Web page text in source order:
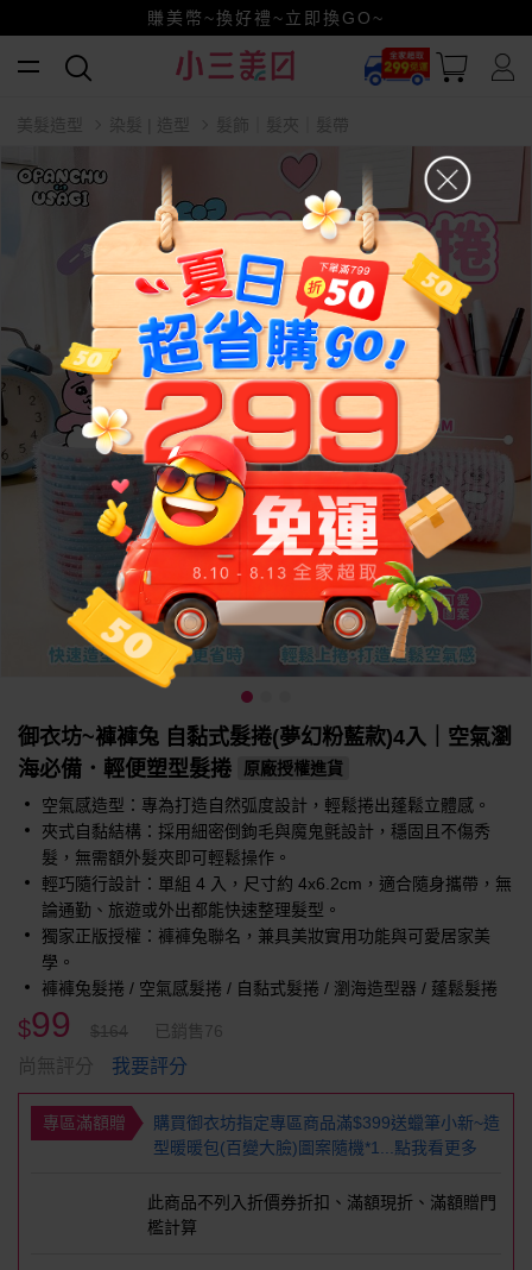
賺美幣~換好禮~立即換GO~
小三美日x全支付~美幣+全點折上折超划算
美髮造型 染髮 | 造型 髮飾｜髮夾｜髮帶
御衣坊~褲褲兔 自黏式髮捲(夢幻粉藍款)4入｜空氣瀏
海必備．輕便塑型髮捲
原廠授權進貨
空氣感造型：專為打造自然弧度設計，輕鬆捲出蓬鬆立體感。
夾式自黏結構：採用細密倒鉤毛與魔鬼氈設計，穩固且不傷秀
髮，無需額外髮夾即可輕鬆操作。
輕巧隨行設計：單組 4 入，尺寸約 4x6.2cm，適合隨身攜帶，無
論通勤、旅遊或外出都能快速整理髮型。
獨家正版授權：褲褲兔聯名，兼具美妝實用功能與可愛居家美
學。
褲褲兔髮捲 / 空氣感髮捲 / 自黏式髮捲 / 瀏海造型器 / 蓬鬆髮捲
$99 $164 已銷售76
尚無評分 我要評分
專區滿額贈
購買御衣坊指定專區商品滿$399送蠟筆小新~造
型暖暖包(百變大臉)圖案隨機*1...點我看更多
此商品不列入折價券折扣、滿額現折、滿額贈門
檻計算